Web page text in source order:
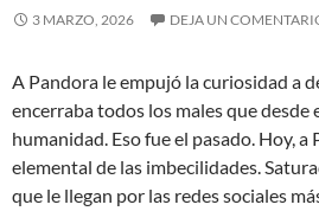
3 MARZO, 2026 DEJA UN
A Pandora le empujó la curiosidad a
encerraba todos los males que desde
humanidad. Eso fue el pasado. Hoy, a
elemental de las imbecilidades.
que le llegan por las redes sociales